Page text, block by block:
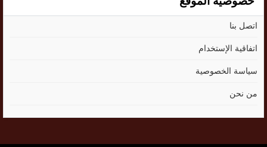
اتصل بنا
اتفاقية الإستخدام
سياسة الخصوصية
من نحن